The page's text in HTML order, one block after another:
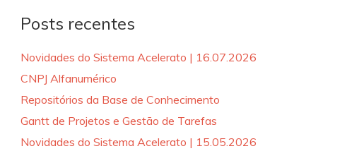
Posts recentes
Novidades do Sistema Acelerato | 16.07.2026
CNPJ Alfanumérico
Repositórios da Base de Conhecimento
Gantt de Projetos e Gestão de Tarefas
Novidades do Sistema Acelerato | 15.05.2026